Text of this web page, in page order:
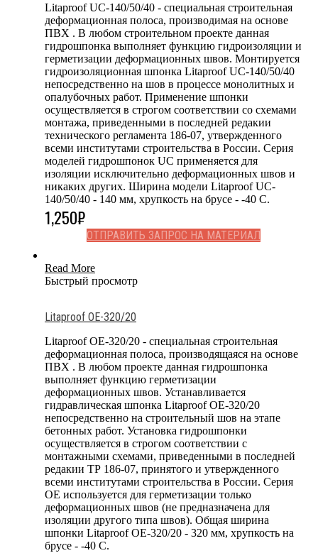
Litaproof UC-140/50/40 - специальная строительная
деформационная полоса, производимая на основе
ПВХ . В любом строительном проекте данная
гидрошпонка выполняет функцию гидроизоляции и
герметизации деформационных швов. Монтируется
гидроизоляционная шпонка Litaproof UC-140/50/40
непосредственно на шов в процессе монолитных и
опалубочных работ. Применение шпонки
осуществляется в строгом соответствии со схемами
монтажа, приведенными в последней редакии
технического регламента 186-07, утвержденного
всеми институтами строительства в России. Серия
моделей гидрошпонок UC применяется для
изоляции исключительно деформационных швов и
никаких других. Ширина модели Litaproof UC-
140/50/40 - 140 мм, хрупкость на брусе - -40 С.
1,250₽
ОТПРАВИТЬ ЗАПРОС НА МАТЕРИАЛ
Read More
Быстрый просмотр
Litaproof OE-320/20
Litaproof OE-320/20 - специальная строительная
деформационная полоса, производящаяся на основе
ПВХ . В любом проекте данная гидрошпонка
выполняет функцию герметизации
деформационных швов. Устанавливается
гидравлическая шпонка Litaproof OE-320/20
непосредственно на строительный шов на этапе
бетонных работ. Установка гидрошпонки
осуществляется в строгом соответствии с
монтажными схемами, приведенными в последней
редакии ТР 186-07, принятого и утвержденного
всеми институтами строительства в России. Серия
OE используется для герметизации только
деформационных швов (не предназначена для
изоляции другого типа швов). Общая ширина
шпонки Litaproof OE-320/20 - 320 мм, хрупкость на
брусе - -40 С.